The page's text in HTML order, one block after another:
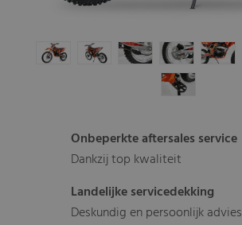
Onbeperkte aftersales service
Dankzij top kwaliteit
Landelijke servicedekking
Deskundig en persoonlijk advies